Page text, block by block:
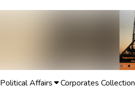
Political Affairs Corporates Collection